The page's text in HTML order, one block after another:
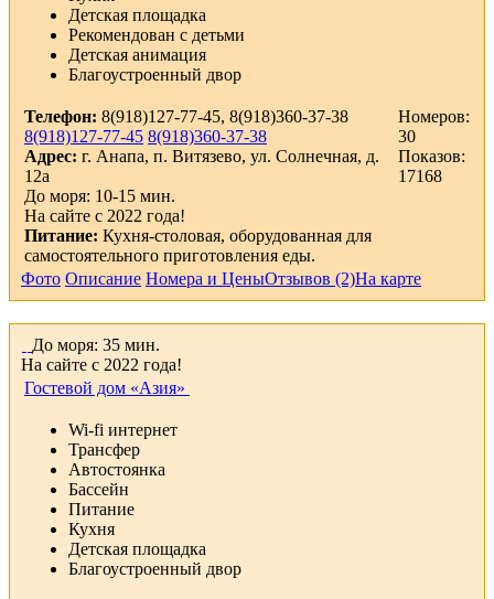
Детская площадка
Рекомендован с детьми
Детская анимация
Благоустроенный двор
Телефон: 8(918)127-77-45, 8(918)360-37-38
8(918)127-77-45 8(918)360-37-38
Адрес: г. Анапа, п. Витязево, ул. Солнечная, д.
12а
До моря: 10-15 мин.
На сайте с 2022 года!
Питание: Кухня-столовая, оборудованная для
самостоятельного приготовления еды.
Номеров:
30
Показов:
17168
Фото Описание Номера и ЦеныОтзывов (2)На карте
До моря: 35 мин.
На сайте с 2022 года!
Гостевой дом «Азия»
Wi-fi интернет
Трансфер
Автостоянка
Бассейн
Питание
Кухня
Детская площадка
Благоустроенный двор